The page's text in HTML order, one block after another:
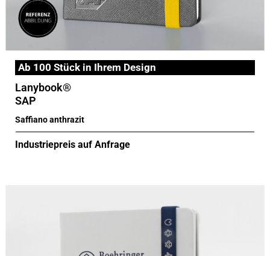
Ab 100 Stück in Ihrem Design
Lanybook®
SAP
Saffiano anthrazit
Industriepreis auf Anfrage